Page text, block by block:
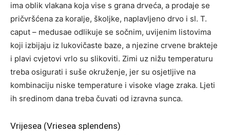
ima oblik vlakana koja vise s grana drveća, a prodaje se
pričvršćena za koralje, školjke, naplavljeno drvo i sl. T.
caput – medusae odlikuje se sočnim, uvijenim listovima
koji izbijaju iz lukovičaste baze, a njezine crvene brakteje
i plavi cvjetovi vrlo su slikoviti. Zimi uz nižu temperaturu
treba osigurati i suše okruženje, jer su osjetljive na
kombinaciju niske temperature i visoke vlage zraka. Ljeti
ih sredinom dana treba čuvati od izravna sunca.
Vrijesea (Vriesea splendens)